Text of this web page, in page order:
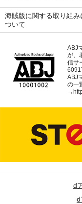
海賊版に関する取り組み
ついて
ABJ
が、
信サ
ABJ
の一
→
d
d